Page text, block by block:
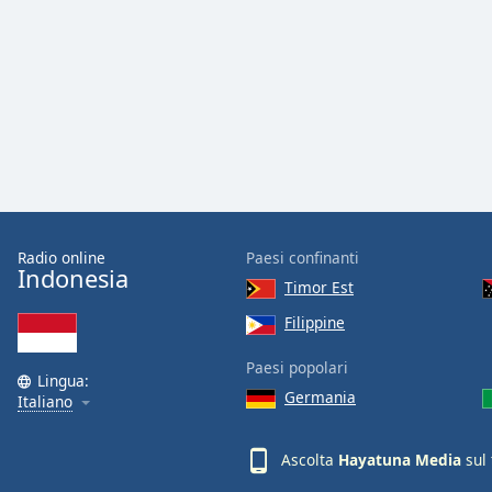
window.
window.
Escape
will
Radio online
Indonesia
Lingua:
Italiano
Paesi confinanti
Timor Est
Filippine
Paesi popolari
Germania
Ascolta Hayatuna Media sul